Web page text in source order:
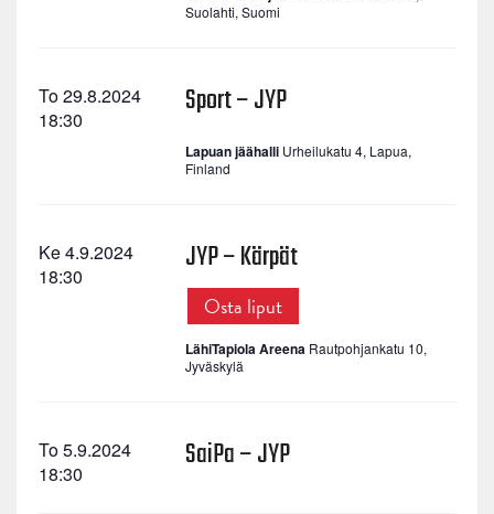
Suolahti, Suomi
To 29.8.2024
18:30
Sport – JYP
Lapuan jäähalli Urheilukatu 4, Lapua,
Finland
Ke 4.9.2024
18:30
JYP – Kärpät
Osta liput
LähiTapiola Areena Rautpohjankatu 10,
Jyväskylä
To 5.9.2024
18:30
SaiPa – JYP